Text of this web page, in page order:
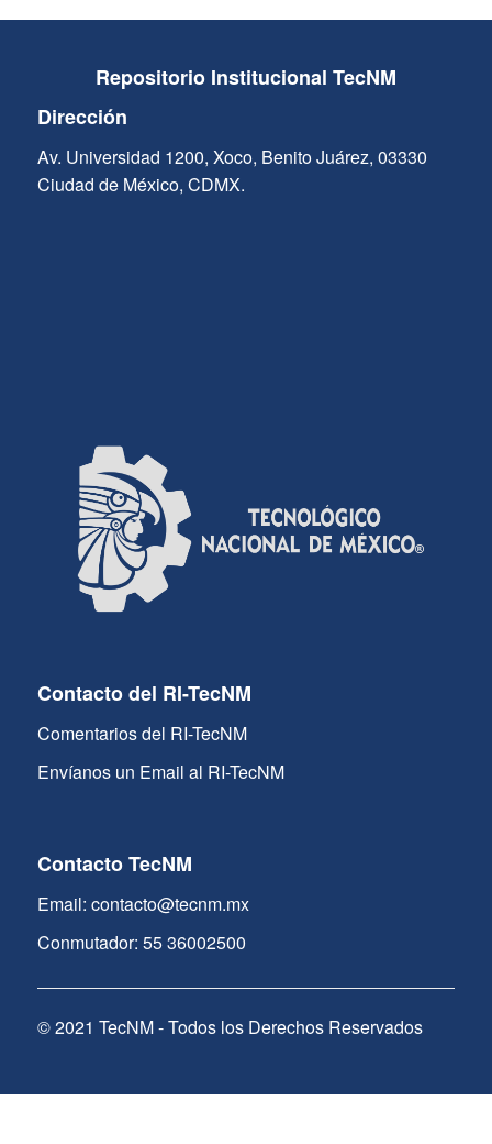
Repositorio Institucional TecNM
Dirección
Av. Universidad 1200, Xoco, Benito Juárez, 03330
Ciudad de México, CDMX.
Contacto del RI-TecNM
Comentarios del RI-TecNM
Envíanos un Email al RI-TecNM
Contacto TecNM
Email: contacto@tecnm.mx
Conmutador: 55 36002500
© 2021 TecNM - Todos los Derechos Reservados